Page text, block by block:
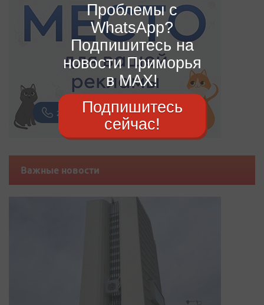
Важные новости
Проблемы с
WhatsApp?
Подпишитесь на
новости Приморья
в MAX!
Подпишитесь
сейчас!